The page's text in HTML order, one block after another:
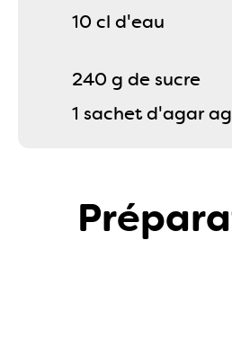
10 cl d'eau
240 g de sucre
1 sachet d'agar